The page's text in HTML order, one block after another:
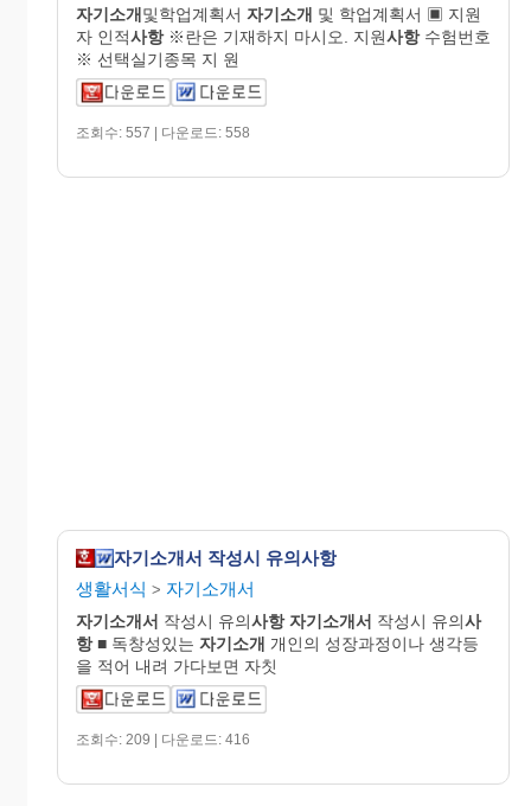
자기소개및학업계획서 자기소개 및 학업계획서 ▣ 지원
자 인적사항※란은 기재하지 마시오. 지원사항수험번호
※ 선택실기종목 지 원
조회수: 557 | 다운로드: 558
자기소개서 작성시 유의사항
생활서식 > 자기소개서
자기소개서 작성시 유의사항 자기소개서 작성시 유의사
항■ 독창성있는 자기소개 개인의 성장과정이나 생각등
을 적어 내려 가다보면 자칫
조회수: 209 | 다운로드: 416